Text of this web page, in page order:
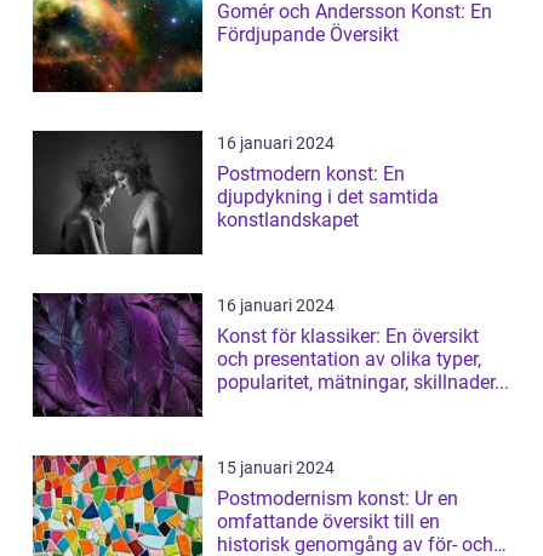
Gomér och Andersson Konst: En
Fördjupande Översikt
16 januari 2024
Postmodern konst: En
djupdykning i det samtida
konstlandskapet
16 januari 2024
Konst för klassiker: En översikt
och presentation av olika typer,
popularitet, mätningar, skillnader...
15 januari 2024
Postmodernism konst: Ur en
omfattande översikt till en
historisk genomgång av för- och